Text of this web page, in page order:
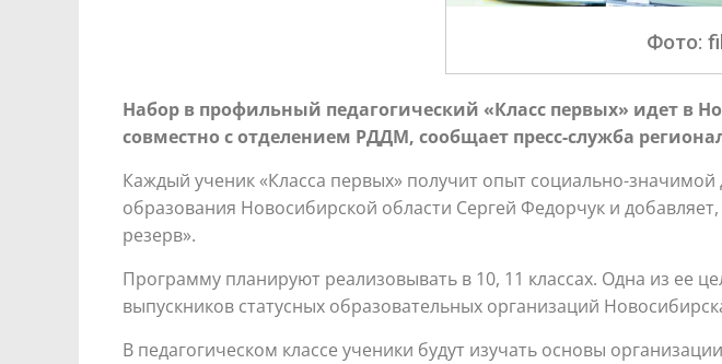
Фото:
Набор в профильный педагогический «Класс первых» идет в
совместно с отделением РДДМ, сообщает пресс-служба
Каждый ученик «Класса первых» получит опыт социально-
образования Новосибирской области Сергей Федорчук и
резерв».
Программу планируют реализовывать в 10, 11 классах. Одна из ее
выпускников статусных образовательных организаций
В педагогическом классе ученики будут изучать основы